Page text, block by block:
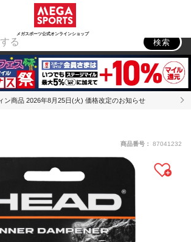
メガスポーツ公式オンラインショップ
アウトドア
検索
ン商品 2026年8月25日(火) 価格改定のお知らせ
商品番号： 87041232